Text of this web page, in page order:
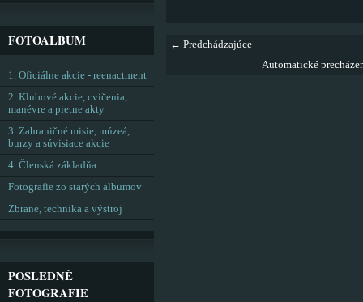
← Predchádzajúce
Automatické
FOTOALBUM
1. Oficiálne akcie - reenactment
2. Klubové akcie, cvičenia,
manévre a pietne akty
3. Zahraničné misie, múzeá,
burzy a súvisiace akcie
4. Členská základňa
Fotografie zo starých albumov
Zbrane, technika a výstroj
POSLEDNÉ
FOTOGRAFIE